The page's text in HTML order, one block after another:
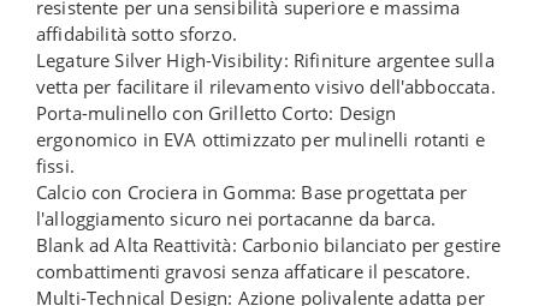
resistente per una sensibilità superiore e massima
affidabilità sotto sforzo.
Legature Silver High-Visibility: Rifiniture argentee sulla
vetta per facilitare il rilevamento visivo dell'abboccata.
Porta-mulinello con Grilletto Corto: Design
ergonomico in EVA ottimizzato per mulinelli rotanti e
fissi.
Calcio con Crociera in Gomma: Base progettata per
l'alloggiamento sicuro nei portacanne da barca.
Blank ad Alta Reattività: Carbonio bilanciato per gestire
combattimenti gravosi senza affaticare il pescatore.
Multi-Technical Design: Azione polivalente adatta per